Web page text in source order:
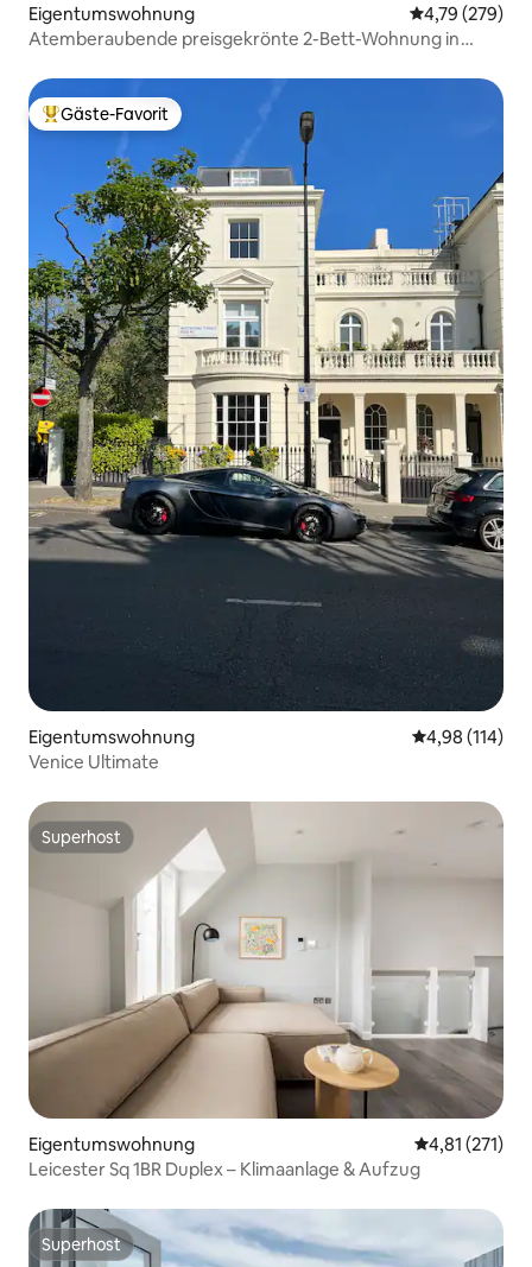
Eigentumswohnung
4,79 (279)
Atemberaubende preisgekrönte 2-Bett-Wohnung in
Beliebter Gäste-Favorit.
Gäste-Favorit
Eigentumswohnung
4,98 (114)
Venice Ultimate
Superhost
Superhost
Eigentumswohnung
4,81 (271)
Leicester Sq 1BR Duplex – Klimaanlage & Aufzug
Superhost
Superhost